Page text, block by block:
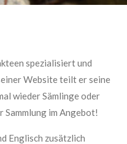
spezialisiert und
Website teilt er seine
wieder Sämlinge oder
Sammlung im Angebot!
Englisch zusätzlich